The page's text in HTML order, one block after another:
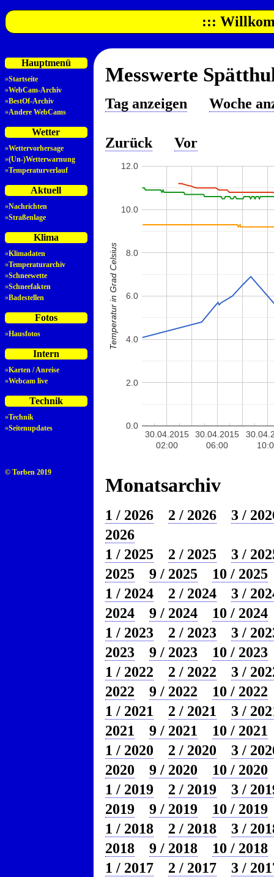
:::
Hauptmenü
»Startseite
»WebCam-Archiv
»BestOf-Archiv
»Andere WebCams
Wetter
»Wettervorhersage
»(Un-)Wetterwarnung
»Temperaturverlauf
Aktuell
»Nachrichten
»Straßenlage
Klima
»Klimadaten
»Temperaturarchiv
»Schneewette
»Schneefakten
»Badestellen
Fotos
»Hausfotos
Intern
»Karten / Anreise
»Webcam live
Technik
»Technik
»Seitenupdates
© Torben 2019
Messwerte
Tag anzeigen Woche
Zurück Vor
30.04.2015
02:00
30.04.2015
06:00
0.0
2.0
4.0
6.0
8.0
10.0
12.0
Temperatur in Grad Celsius
Monatsarchiv
1 / 2026 2 / 2026
3 /
2026
1 / 2025
2 / 2025
3 /
2025
9 / 2025
10 / 2025
1 / 2024
2 / 2024
3 /
2024
9 / 2024
10 / 2024
1 / 2023
2 / 2023
3 /
2023
9 / 2023
10 / 2023
1 / 2022
2 / 2022
3 /
2022
9 / 2022
10 / 2022
1 / 2021
2 / 2021
3 /
2021
9 / 2021
10 / 2021
1 / 2020
2 / 2020
3 /
2020
9 / 2020
10 / 2020
1 / 2019
2 / 2019
3 /
2019
9 / 2019
10 / 2019
1 / 2018
2 / 2018
3 /
2018
9 / 2018
10 / 2018
1 / 2017
2 / 2017
3 /